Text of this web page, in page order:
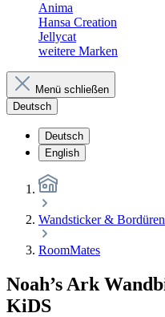
Anima
Hansa Creation
Jellycat
weitere Marken
Menü schließen
Deutsch
Deutsch
English
Wandsticker & Bordüren
RoomMates
Noah’s Ark
KiDS